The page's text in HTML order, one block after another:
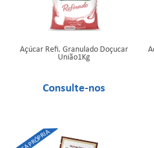
Açúcar Refi. Granulado Doçucar
União1Kg